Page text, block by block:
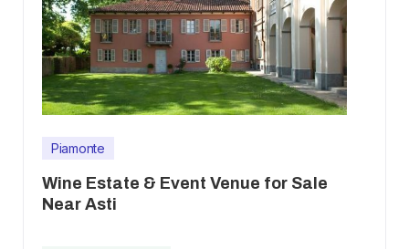
Piamonte
Wine Estate & Event Venue for Sale
Near Asti